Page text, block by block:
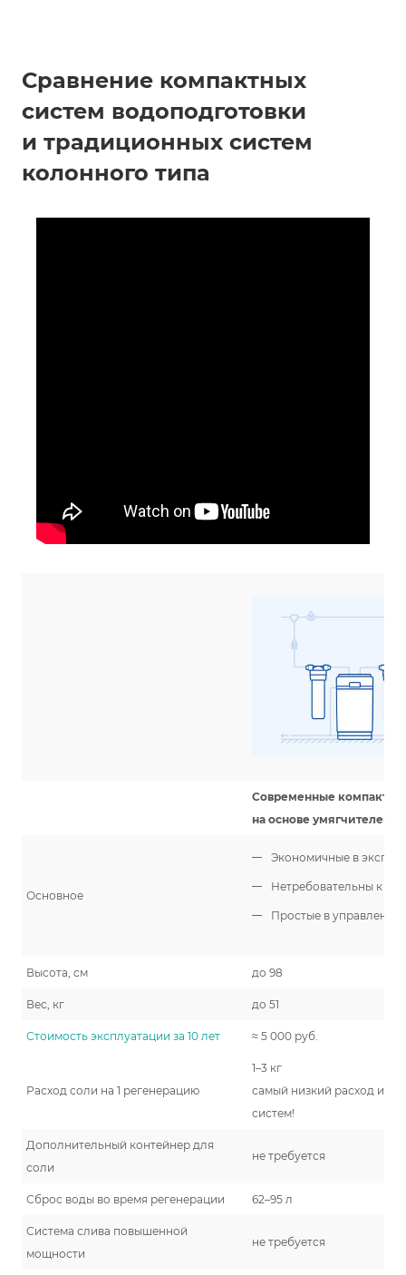
Сравнение компактных
систем водоподготовки
и традиционных систем
колонного типа
Cовременные
на основе умягчителей
Основное
Экономичные в
Нетребовательны к
Простые в управлении
Высота, см до 98
Вес, кг до 51
Стоимость эксплуатации за 10 лет ≈ 5 000 руб.
Расход соли на 1 регенерацию
1–3 кг
самый низкий расход из
систем!
Дополнительный контейнер для
соли
не требуется
Сброс воды во время регенерации 62–95 л
Система слива повышенной
мощности
не требуется